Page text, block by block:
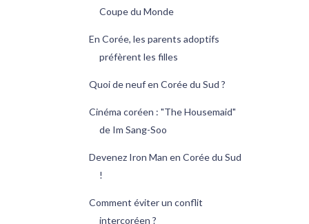
Coupe du Monde
En Corée, les parents adoptifs
préfèrent les filles
Quoi de neuf en Corée du Sud ?
Cinéma coréen : "The Housemaid"
de Im Sang-Soo
Devenez Iron Man en Corée du Sud
!
Comment éviter un conflit
intercoréen ?